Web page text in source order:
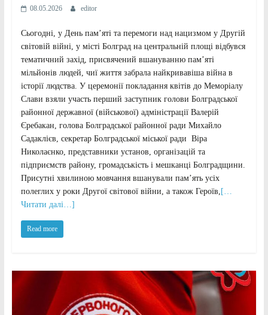
08.05.2026 editor
Сьогодні, у День пам’яті та перемоги над нацизмом у Другій
світовій війні, у місті Болград на центральній площі відбувся
тематичний захід, присвячений вшануванню пам’яті
мільйонів людей, чиї життя забрала найкривавіша війна в
історії людства. У церемонії покладання квітів до Меморіалу
Слави взяли участь перший заступник голови Болградської
районної державної (військової) адміністрації Валерій
Єребакан, голова Болградської районної ради Михайло
Садаклієв, секретар Болградської міської ради Віра
Николаєнко, представники установ, організацій та
підприємств району, громадськість і мешканці Болградщини.
Присутні хвилиною мовчання вшанували пам’ять усіх
полеглих у роки Другої світової війни, а також Героїв, […
Читати далі…]
Read more